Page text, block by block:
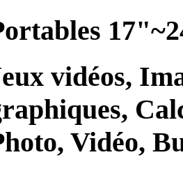
vidéos,
Vidéo,